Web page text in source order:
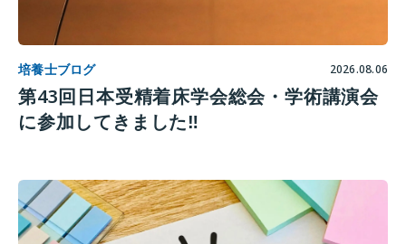
培養士ブログ 2026.08.06
第43回日本受精着床学会総会・学術講演会
に参加してきました‼